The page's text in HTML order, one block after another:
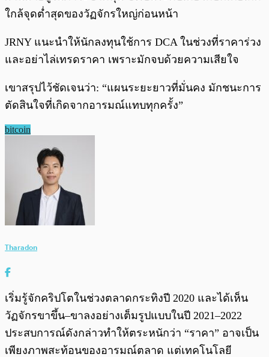
ใกล้จุดต่ำสุดของวัฏจักรใหญ่ก่อนหน้า
JRNY แนะนำให้นักลงทุนใช้การ DCA ในช่วงที่ราคาร่วง
และอย่าไล่เทรดราคา เพราะมักจบด้วยความเสียใจ
เขาสรุปไว้ชัดเจนว่า: “แผนระยะยาวที่มั่นคง มักชนะการ
ตัดสินใจที่เกิดจากอารมณ์แทบทุกครั้ง”
bitcoin
Tharadon
เริ่มรู้จักคริปโตในช่วงตลาดกระทิงปี 2020 และได้เห็น
วัฏจักรขาขึ้น–ขาลงอย่างเต็มรูปแบบในปี 2021–2022
ประสบการณ์ดังกล่าวทำให้ตระหนักว่า “ราคา” อาจเป็น
เพียงภาพสะท้อนของอารมณ์ตลาด แต่เทคโนโลยี